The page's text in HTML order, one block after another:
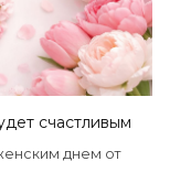
счастливым
днем от